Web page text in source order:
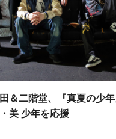
＆二階堂、『真夏の少
美 少年を応援